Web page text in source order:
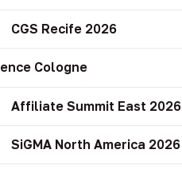
CGS Recife 2026
Cologne
Affiliate Summit East 2026
SiGMA North America 2026